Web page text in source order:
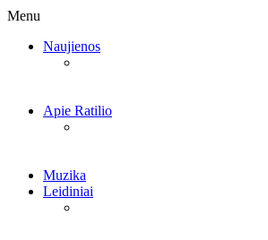
Menu
Naujienos
Apie Ratilio
Muzika
Leidiniai